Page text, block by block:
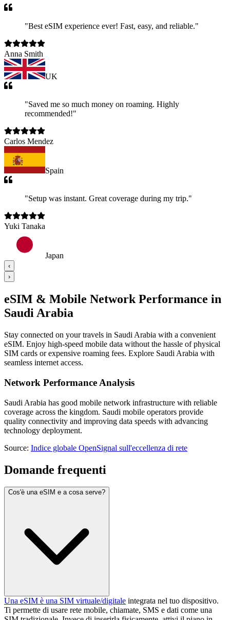
"Best eSIM experience ever! Fast, easy, and reliable."
Anna Smith
UK
"Saved me so much money on roaming. Highly
recommended!"
Carlos Mendez
Spain
"Setup was instant. Great coverage during my trip."
Yuki Tanaka
Japan
‹
›
eSIM & Mobile Network Performance in
Saudi Arabia
Stay connected on your travels in Saudi Arabia with a convenient
eSIM. Enjoy high-speed mobile data without the hassle of physical
SIM cards or expensive roaming fees. Explore Saudi Arabia with
seamless internet access.
Network Performance Analysis
Saudi Arabia has good mobile network infrastructure with reliable
coverage across the kingdom. Saudi mobile operators provide
quality connectivity and improving data speeds with advancing
technology deployment.
Source: Indice globale OpenSignal sull'eccellenza di rete
Domande frequenti
Cos'è una eSIM e a cosa serve?
Una eSIM è una SIM virtuale/digitale integrata nel tuo dispositivo.
Ti permette di usare rete mobile, chiamate, SMS e dati come una